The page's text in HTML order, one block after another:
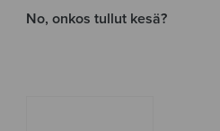
No, onkos tullut kesä?